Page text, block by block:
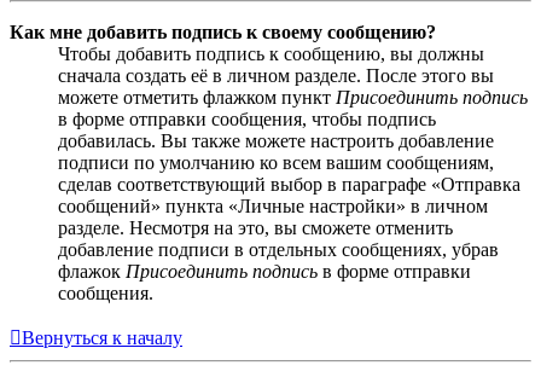
Как мне добавить подпись к своему сообщению?
Чтобы добавить подпись к сообщению, вы должны
сначала создать её в личном разделе. После этого вы
можете отметить флажком пункт Присоединить подпись
в форме отправки сообщения, чтобы подпись
добавилась. Вы также можете настроить добавление
подписи по умолчанию ко всем вашим сообщениям,
сделав соответствующий выбор в параграфе «Отправка
сообщений» пункта «Личные настройки» в личном
разделе. Несмотря на это, вы сможете отменить
добавление подписи в отдельных сообщениях, убрав
флажок Присоединить подпись в форме отправки
сообщения.
Вернуться к началу